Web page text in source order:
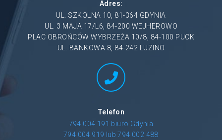
Adres:
UL. SZKOLNA 10, 81-364 GDYNIA
UL. 3 MAJA 17/L6, 84-200 WEJHEROWO
PLAC OBROŃCÓW WYBRZEŻA 10/8, 84-100 PUCK
UL. BANKOWA 8, 84-242 LUZINO
Telefon
794 004 191 biuro Gdynia
794 004 919 lub 794 002 488